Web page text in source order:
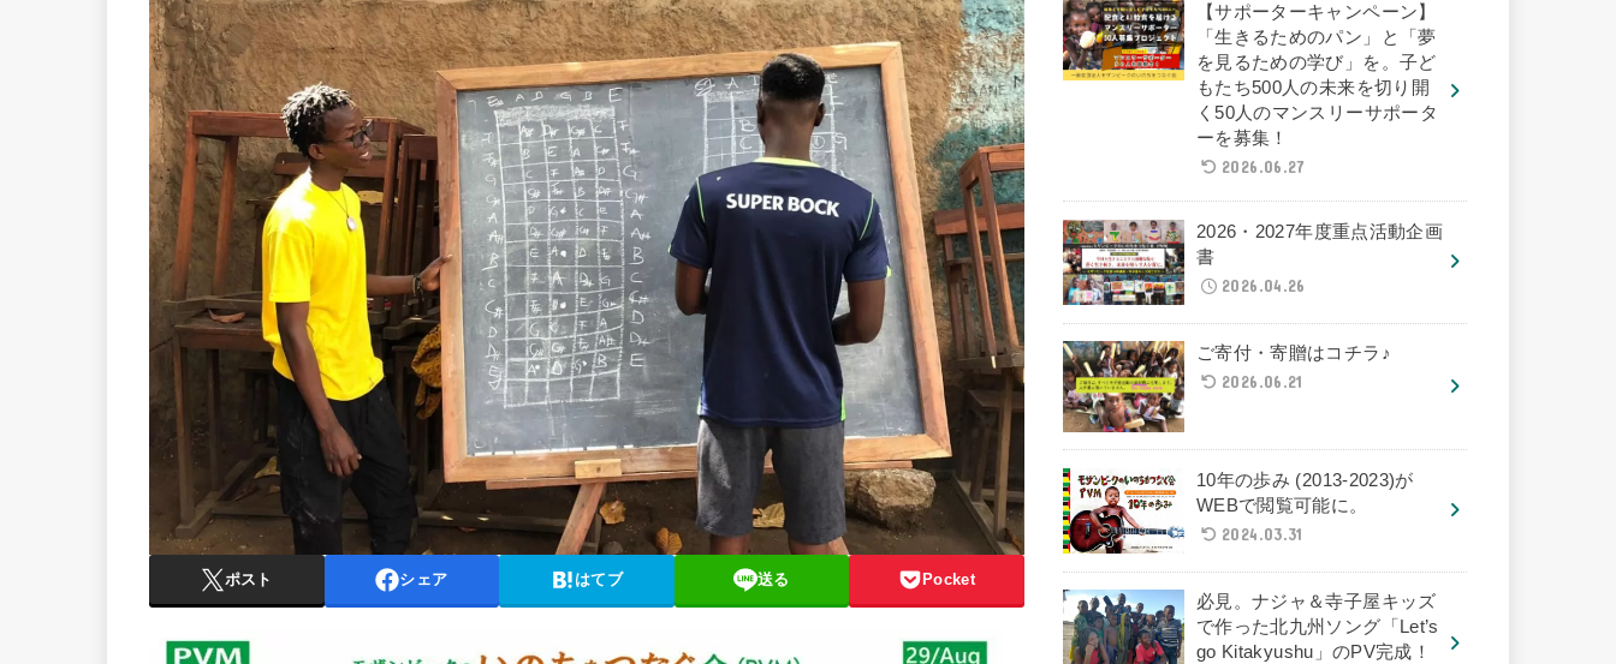
ポスト シェア はてブ 送る Pocket
【サポーターキャンペーン】
「生きるためのパン」と「夢
を見るための学び」を。子ど
もたち500人の未来を切り開
く50人のマンスリーサポータ
ーを募集！
2026.06.27
2026・2027年度重点活動企画
書
2026.04.26
ご寄付・寄贈はコチラ♪
2026.06.21
10年の歩み (2013-2023)が
WEBで閲覧可能に。
2024.03.31
必見。ナジャ＆寺子屋キッズ
で作った北九州ソング「Let’s
go Kitakyushu」のPV完成！